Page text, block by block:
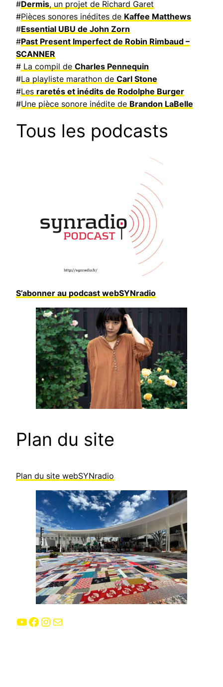
#Dermis, un projet de Richard Garet
#Pièces sonores inédites de Kaffee Matthews
#Essential UBU de John Zorn
#Past Present Imperfect de Robin Rimbaud –
SCANNER
# La compil de Charles Pennequin
#La playliste marathon de Carl Stone
#Les raretés et inédits de Rodolphe Burger
#Une pièce sonore inédite de Brandon LaBelle
Tous les podcasts
S’abonner au podcast webSYNradio
Plan du site
Plan du site webSYNradio
YouTube Facebook Instagram E-mail